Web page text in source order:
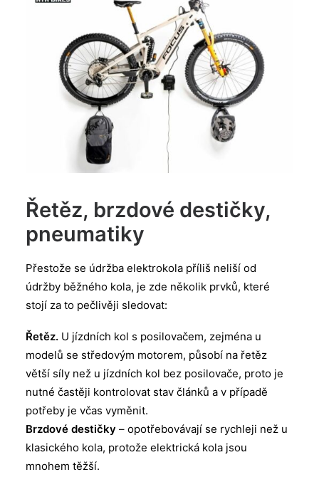
Řetěz, brzdové destičky,
pneumatiky
Přestože se údržba elektrokola příliš neliší od
údržby běžného kola, je zde několik prvků, které
stojí za to pečlivěji sledovat:
Řetěz. U jízdních kol s posilovačem, zejména u
modelů se středovým motorem, působí na řetěz
větší síly než u jízdních kol bez posilovače, proto je
nutné častěji kontrolovat stav článků a v případě
potřeby je včas vyměnit.
Brzdové destičky – opotřebovávají se rychleji než u
klasického kola, protože elektrická kola jsou
mnohem těžší.